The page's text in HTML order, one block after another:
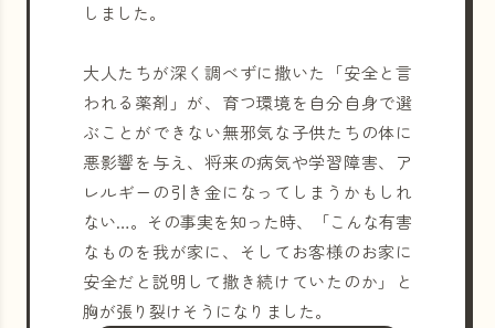
しました。
大人たちが深く調べずに撒いた「安全と言
われる薬剤」が、育つ環境を自分自身で選
ぶことができない無邪気な子供たちの体に
悪影響を与え、将来の病気や学習障害、ア
レルギーの引き金になってしまうかもしれ
ない…。その事実を知った時、「こんな有害
なものを我が家に、そしてお客様のお家に
安全だと説明して撒き続けていたのか」と
胸が張り裂けそうになりました。